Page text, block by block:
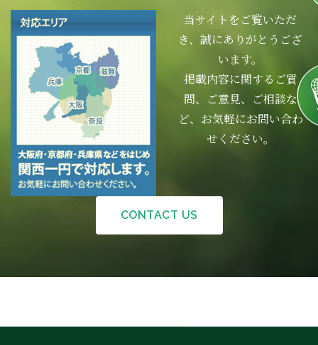
当サイトをご覧いただ
き、誠にありがとうござ
います。
掲載内容に関するご質
問、ご意見、ご相談な
ど、お気軽にお問い合わ
せください。
CONTACT US